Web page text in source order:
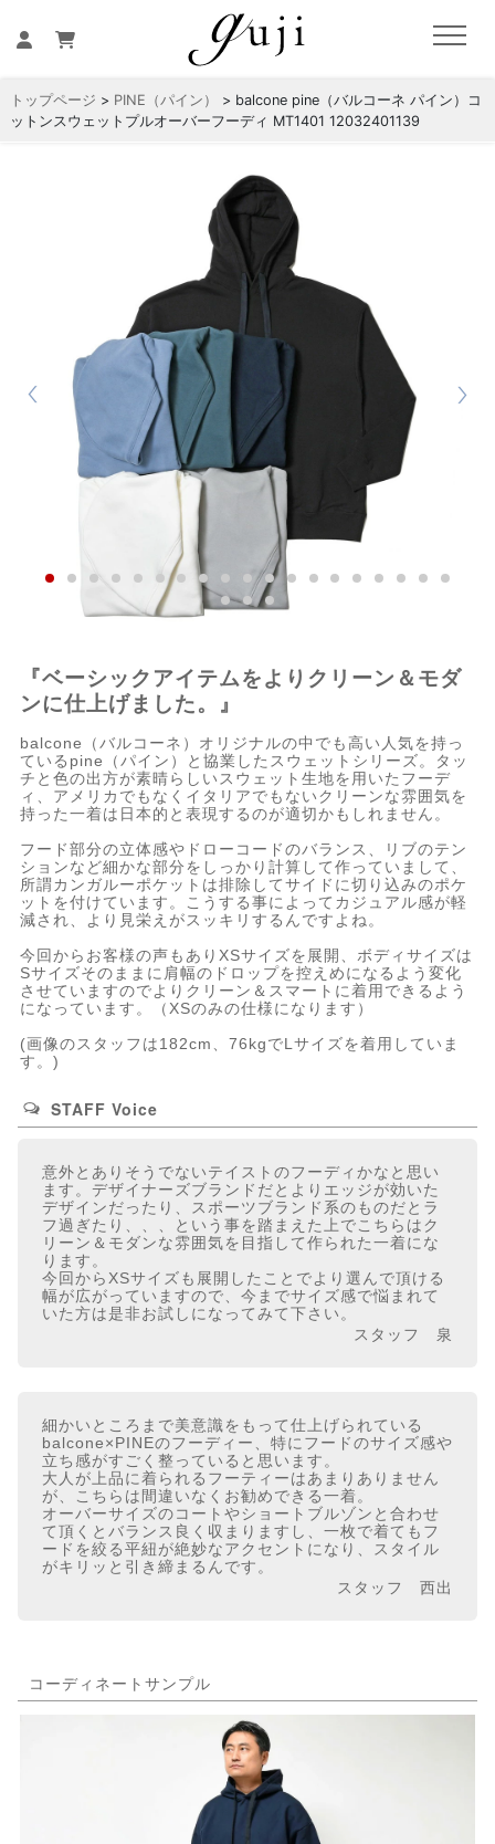
トップページ > PINE（パイン）
> balcone pine（バルコーネ パイン）コ
ットンスウェットプルオーバーフーディ MT1401 12032401139
『ベーシックアイテムをよりクリーン＆モダ
ンに仕上げました。』
balcone（バルコーネ）オリジナルの中でも高い人気を持っ
ているpine（パイン）と協業したスウェットシリーズ。タッ
チと色の出方が素晴らしいスウェット生地を用いたフーデ
ィ、アメリカでもなくイタリアでもないクリーンな雰囲気を
持った一着は日本的と表現するのが適切かもしれません。
フード部分の立体感やドローコードのバランス、リブのテン
ションなど細かな部分をしっかり計算して作っていまして、
所謂カンガルーポケットは排除してサイドに切り込みのポケ
ットを付けています。こうする事によってカジュアル感が軽
減され、より見栄えがスッキリするんですよね。
今回からお客様の声もありXSサイズを展開、ボディサイズは
Sサイズそのままに肩幅のドロップを控えめになるよう変化
させていますのでよりクリーン＆スマートに着用できるよう
になっています。（XSのみの仕様になります）
(画像のスタッフは182cm、76kgでLサイズを着用していま
す。)
STAFF Voice
意外とありそうでないテイストのフーディかなと思い
ます。デザイナーズブランドだとよりエッジが効いた
デザインだったり、スポーツブランド系のものだとラ
フ過ぎたり、、、という事を踏まえた上でこちらはク
リーン＆モダンな雰囲気を目指して作られた一着にな
ります。
今回からXSサイズも展開したことでより選んで頂ける
幅が広がっていますので、今までサイズ感で悩まれて
いた方は是非お試しになってみて下さい。
スタッフ 泉
細かいところまで美意識をもって仕上げられている
balcone×PINEのフーディー、特にフードのサイズ感や
立ち感がすごく整っていると思います。
大人が上品に着られるフーティーはあまりありません
が、こちらは間違いなくお勧めできる一着。
オーバーサイズのコートやショートブルゾンと合わせ
て頂くとバランス良く収まりますし、一枚で着てもフ
ードを絞る平紐が絶妙なアクセントになり、スタイル
がキリッと引き締まるんです。
スタッフ 西出
コーディネートサンプル